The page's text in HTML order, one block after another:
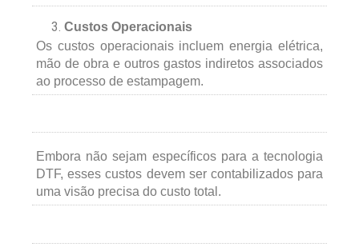
Custos Operacionais
Os custos operacionais incluem energia elétrica,
mão de obra e outros gastos indiretos associados
ao processo de estampagem.
Embora não sejam específicos para a tecnologia
DTF, esses custos devem ser contabilizados para
uma visão precisa do custo total.